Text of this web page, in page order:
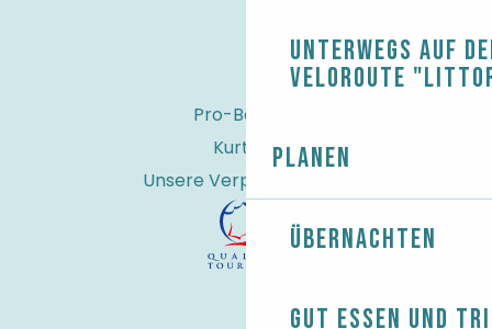
Unterwegs auf
Veloroute
Planen
Übernachten
Gut essen und
Pro-Bereich
Kurtaxe
Unsere Verpflichtungen